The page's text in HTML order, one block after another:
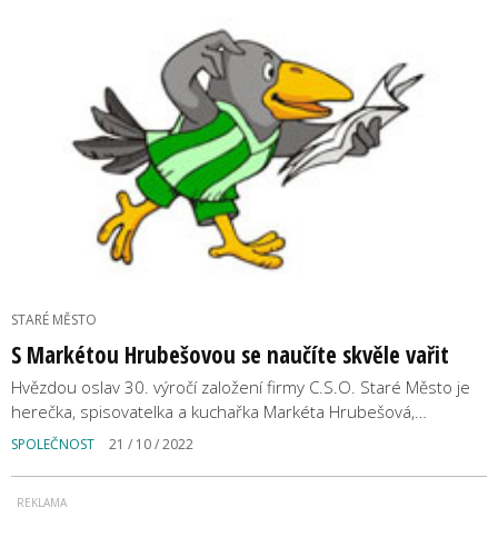
STARÉ MĚSTO
S Markétou Hrubešovou se naučíte skvěle vařit
Hvězdou oslav 30. výročí založení firmy C.S.O. Staré Město je
herečka, spisovatelka a kuchařka Markéta Hrubešová,…
SPOLEČNOST 21 / 10 / 2022